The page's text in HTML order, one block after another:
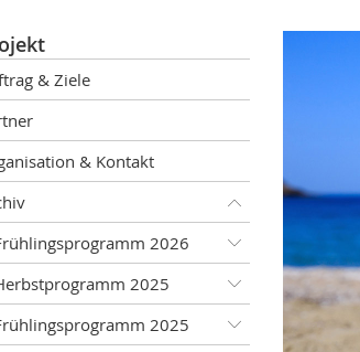
& Ziele
& Kontakt
2026
2025
2025